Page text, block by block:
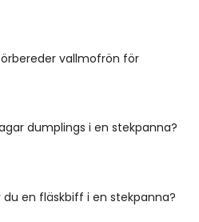
vallmofrön för
dumplings i en stekpanna?
du en fläskbiff i en stekpanna?